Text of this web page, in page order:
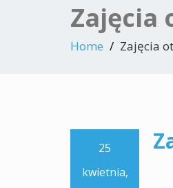
Zajęcia
Home Zajęcia
25
kwietnia,